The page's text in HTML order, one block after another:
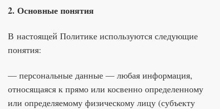
2. Основные понятия
В настоящей Политике используются следующие
понятия:
— персональные данные — любая информация,
относящаяся к прямо или косвенно определенному
или определяемому физическому лицу (субъекту